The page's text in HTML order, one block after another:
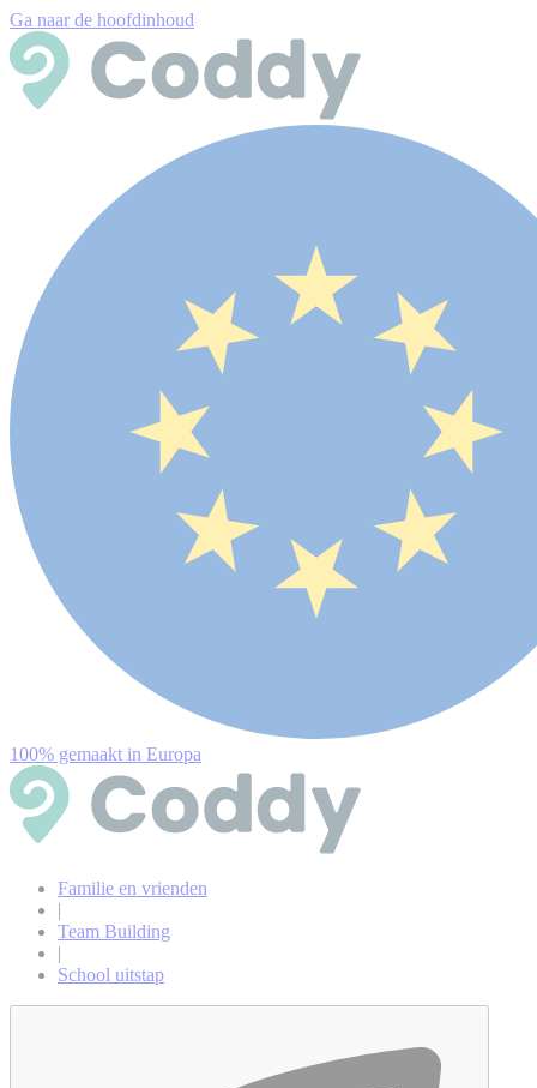
Ga naar de hoofdinhoud
100% gemaakt in Europa
Familie en vrienden
|
Team Building
|
School uitstap